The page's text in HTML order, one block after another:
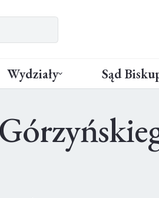
Wydziały Sąd